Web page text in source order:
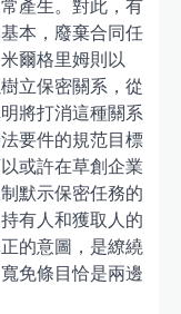
產生。對此，有
本，廢棄合同任
爾格里姆則以
立保密關系，從
將打消這種關系
要件的規范目標
或許在草創企業
默示保密任務的
有人和獲取人的
的意圖，是繚繞
免條目恰是兩邊